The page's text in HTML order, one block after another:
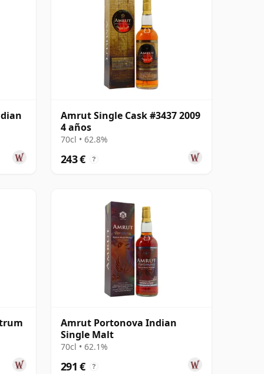
Amrut Single Cask #3437 2009
4 años
70cl • 62.8%
243 € ?
Amrut Portonova Indian
Single Malt
70cl • 62.1%
291 € ?